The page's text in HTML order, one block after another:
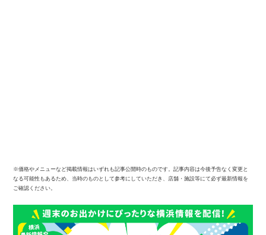
※価格やメニューなど掲載情報はいずれも記事公開時のものです。記事内容は今後予告なく変更と
なる可能性もあるため、当時のものとして参考にしていただき、店舗・施設等にて必ず最新情報を
ご確認ください。